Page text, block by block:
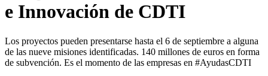
e Innovación de CDTI
Los proyectos pueden presentarse hasta el 6 de septiembre a alguna
de las nueve misiones identificadas. 140 millones de euros en forma
de subvención. Es el momento de las empresas en #AyudasCDTI